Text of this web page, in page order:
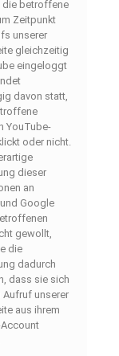
die betroffene
Zeitpunkt
unserer
gleichzeitig
eingeloggt
davon statt,
YouTube-
oder nicht.
dieser
an
Google
gewollt,
die
dadurch
dass sie sich
Aufruf unserer
aus ihrem